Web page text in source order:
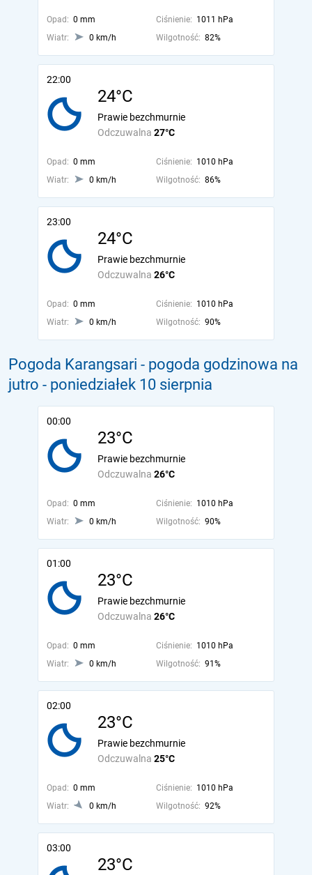
Opad: 0 mm Ciśnienie: 1011 hPa
Wiatr:
0 km/h Wilgotność: 82%
22:00
24°C
Odczuwalna 27°C
Prawie bezchmurnie
Opad: 0 mm Ciśnienie: 1010 hPa
Wiatr:
0 km/h Wilgotność: 86%
23:00
24°C
Odczuwalna 26°C
Prawie bezchmurnie
Opad: 0 mm Ciśnienie: 1010 hPa
Wiatr:
0 km/h Wilgotność: 90%
Pogoda Karangsari - pogoda godzinowa na
jutro - poniedziałek 10 sierpnia
00:00
23°C
Odczuwalna 26°C
Prawie bezchmurnie
Opad: 0 mm Ciśnienie: 1010 hPa
Wiatr:
0 km/h Wilgotność: 90%
01:00
23°C
Odczuwalna 26°C
Prawie bezchmurnie
Opad: 0 mm Ciśnienie: 1010 hPa
Wiatr:
0 km/h Wilgotność: 91%
02:00
23°C
Odczuwalna 25°C
Prawie bezchmurnie
Opad: 0 mm Ciśnienie: 1010 hPa
Wiatr:
0 km/h Wilgotność: 92%
03:00
23°C